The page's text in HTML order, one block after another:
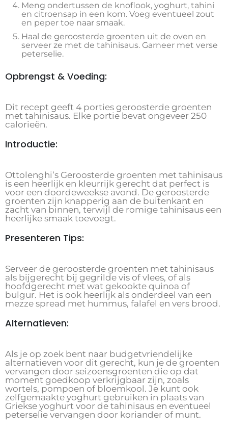
Meng ondertussen de knoflook, yoghurt, tahini
en citroensap in een kom. Voeg eventueel zout
en peper toe naar smaak.
Haal de geroosterde groenten uit de oven en
serveer ze met de tahinisaus. Garneer met verse
peterselie.
Opbrengst & Voeding:
Dit recept geeft 4 porties geroosterde groenten
met tahinisaus. Elke portie bevat ongeveer 250
calorieën.
Introductie:
Ottolenghi’s Geroosterde groenten met tahinisaus
is een heerlijk en kleurrijk gerecht dat perfect is
voor een doordeweekse avond. De geroosterde
groenten zijn knapperig aan de buitenkant en
zacht van binnen, terwijl de romige tahinisaus een
heerlijke smaak toevoegt.
Presenteren Tips:
Serveer de geroosterde groenten met tahinisaus
als bijgerecht bij gegrilde vis of vlees, of als
hoofdgerecht met wat gekookte quinoa of
bulgur. Het is ook heerlijk als onderdeel van een
mezze spread met hummus, falafel en vers brood.
Alternatieven:
Als je op zoek bent naar budgetvriendelijke
alternatieven voor dit gerecht, kun je de groenten
vervangen door seizoensgroenten die op dat
moment goedkoop verkrijgbaar zijn, zoals
wortels, pompoen of bloemkool. Je kunt ook
zelfgemaakte yoghurt gebruiken in plaats van
Griekse yoghurt voor de tahinisaus en eventueel
peterselie vervangen door koriander of munt.